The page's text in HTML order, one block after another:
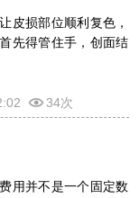
皮损部位顺利复色，
先得管住手，创面结
34次
用并不是一个固定数